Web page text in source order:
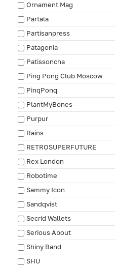
Ornament Mag
Partala
Partisanpress
Patagonia
Patissoncha
Ping Pong Club Moscow
PinqPonq
PlantMyBones
Purpur
Rains
RETROSUPERFUTURE
Rex London
Robotime
Sammy Icon
Sandqvist
Secrid Wallets
Serious About
Shiny Band
SHU